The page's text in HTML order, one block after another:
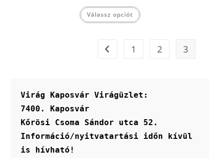
Válassz opciót
1 2 3
Virág Kaposvár Virágüzlet:
7400. Kaposvár
Kőrösi Csoma Sándor utca 52.
Információ/nyitvatartási időn kívül
is hívható!